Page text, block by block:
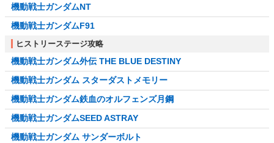
機動戦士ガンダムNT
機動戦士ガンダムF91
ヒストリーステージ攻略
機動戦士ガンダム外伝 THE BLUE DESTINY
機動戦士ガンダム スターダストメモリー
機動戦士ガンダム鉄血のオルフェンズ月鋼
機動戦士ガンダムSEED ASTRAY
機動戦士ガンダム サンダーボルト